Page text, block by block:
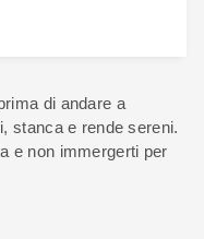
di andare a
stanca e rende sereni.
e non immergerti per